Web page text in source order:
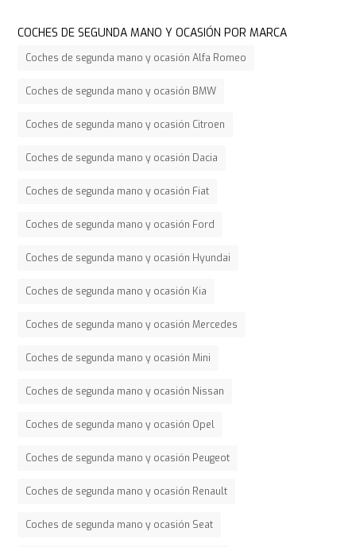
COCHES DE SEGUNDA MANO Y OCASIÓN POR MARCA
Coches de segunda mano y ocasión Alfa Romeo
Coches de segunda mano y ocasión BMW
Coches de segunda mano y ocasión Citroen
Coches de segunda mano y ocasión Dacia
Coches de segunda mano y ocasión Fiat
Coches de segunda mano y ocasión Ford
Coches de segunda mano y ocasión Hyundai
Coches de segunda mano y ocasión Kia
Coches de segunda mano y ocasión Mercedes
Coches de segunda mano y ocasión Mini
Coches de segunda mano y ocasión Nissan
Coches de segunda mano y ocasión Opel
Coches de segunda mano y ocasión Peugeot
Coches de segunda mano y ocasión Renault
Coches de segunda mano y ocasión Seat